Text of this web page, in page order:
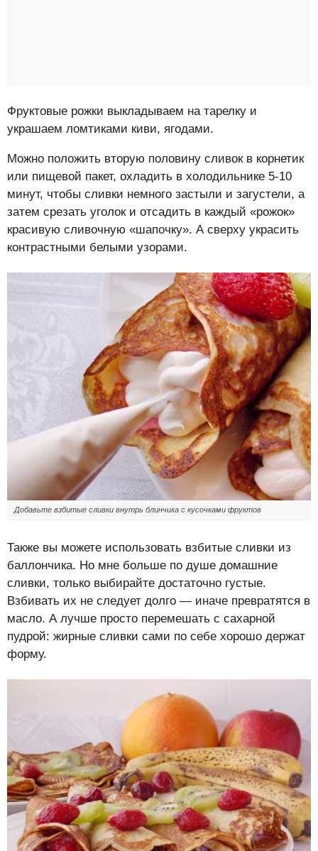
Фруктовые рожки выкладываем на тарелку и
украшаем ломтиками киви, ягодами.
Можно положить вторую половину сливок в корнетик
или пищевой пакет, охладить в холодильнике 5-10
минут, чтобы сливки немного застыли и загустели, а
затем срезать уголок и отсадить в каждый «рожок»
красивую сливочную «шапочку». А сверху украсить
контрастными белыми узорами.
Добавьте взбитые сливки внутрь блинчика с кусочками фруктов
Также вы можете использовать взбитые сливки из
баллончика. Но мне больше по душе домашние
сливки, только выбирайте достаточно густые.
Взбивать их не следует долго — иначе превратятся в
масло. А лучше просто перемешать с сахарной
пудрой: жирные сливки сами по себе хорошо держат
форму.